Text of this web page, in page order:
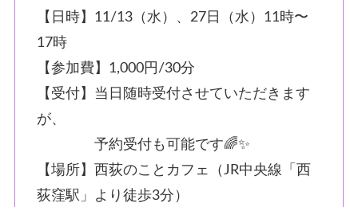
【日時】11/13（水）、27日（水）11時〜
17時
【参加費】1,000円/30分
【受付】当日随時受付させていただきます
が、
予約受付も可能です🌈✨
【場所】西荻のことカフェ（JR中央線「西
荻窪駅」より徒歩3分）